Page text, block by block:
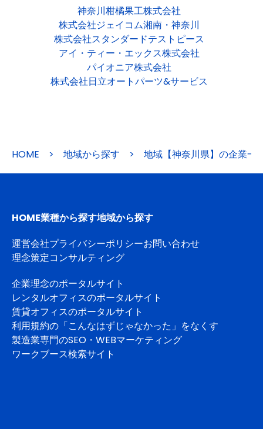
神奈川柑橘果工株式会社
株式会社ジェイコム湘南・神奈川
株式会社スタンダードテストピース
アイ・ティー・エックス株式会社
パイオニア株式会社
株式会社日立オートパーツ&サービス
HOME > 地域から探す > 地域【神奈川県】の企業一
HOME業種から探す地域から探す
運営会社プライバシーポリシーお問い合わせ
理念策定コンサルティング
企業理念のポータルサイト
レンタルオフィスのポータルサイト
賃貸オフィスのポータルサイト
利用規約の「こんなはずじゃなかった」をなくす
製造業専門のSEO・WEBマーケティング
ワークブース検索サイト